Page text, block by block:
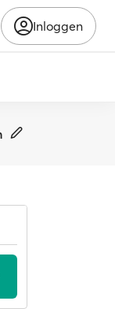
Inloggen